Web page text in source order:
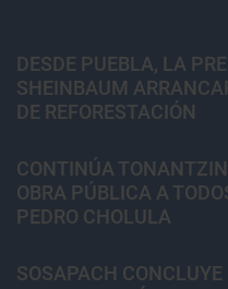
DESDE PUEBLA, LA
SHEINBAUM
DE REFORESTACIÓN
CONTINÚA
OBRA PÚBLICA A
PEDRO CHOLULA
SOSAPACH